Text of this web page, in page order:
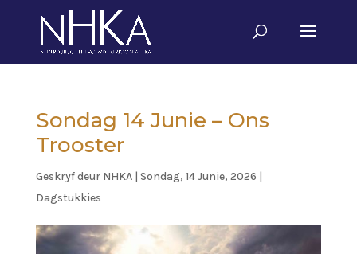
Sondag 14 Junie – Ons
Trooster
Geskryf deur NHKA| Sondag, 14 Junie, 2026 |
Dagstukkies